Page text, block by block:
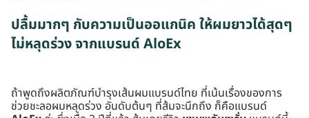
ปลื้มมากๆ กับความเป็นออแกนิค ให้ผมยาวได้สุดๆ
ไม่หลุดร่วง จากแบรนด์ AloEx
ถ้าพูดถึงผลิตภัณฑ์บำรุงเส้นผมแบรนด์ไทย ที่เน้นเรื่องของการ
ช่วยชะลอผมหลุดร่วง อันดับต้นๆ ที่ส้มจะนึกถึง ก็คือแบรนด์